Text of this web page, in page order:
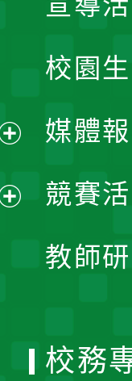
校園
媒體
競賽
教師
開
校務